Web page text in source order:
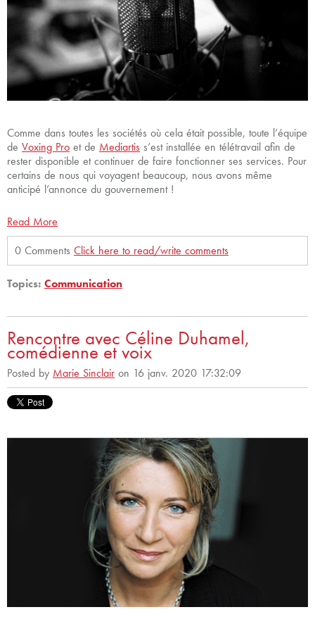
Comme dans toutes les sociétés où cela était possible, toute l’équipe
de Voxing Pro et de Mediartis s’est installée en télétravail afin de
rester disponible et continuer de faire fonctionner ses services. Pour
certains de nous qui voyagent beaucoup, nous avons même
anticipé l’annonce du gouvernement !
Read More
0 Comments Click here to read/write comments
Topics: Communication
Rencontre avec Céline Duhamel,
comédienne et voix
Posted by Marie Sinclair on 16 janv. 2020 17:32:09